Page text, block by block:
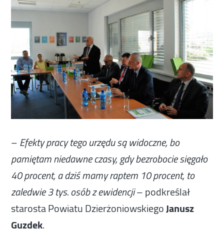
– Efekty pracy tego urzędu są widoczne, bo
pamiętam niedawne czasy, gdy bezrobocie sięgało
40 procent, a dziś mamy raptem 10 procent, to
zaledwie 3 tys. osób z ewidencji– podkreślał
starosta Powiatu DzierżoniowskiegoJanusz
Guzdek.